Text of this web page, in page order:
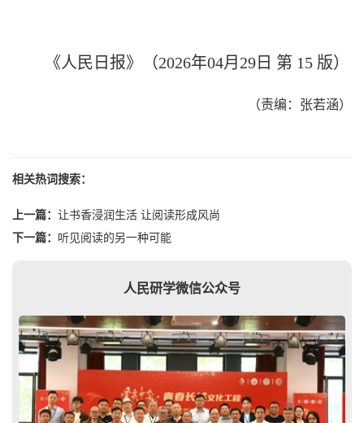
《人民日报》（2026年04月29日 第 15 版）
（责编：张若涵）
相关热词搜索：
上一篇： 让书香浸润生活 让阅读形成风尚
下一篇： 听见阅读的另一种可能
人民研学微信公众号